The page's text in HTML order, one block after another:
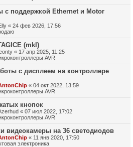
с поддержкой Ethernet и Motor
« 24 фев 2026, 17:56
(mkI)
« 17 апр 2025, 11:25
AVR
с дисплеем на контроллере
« 04 окт 2022, 13:59
AVR
кнопок
« 07 июл 2022, 17:02
AVR
видеокамеры на 36 светодиодов
« 11 янв 2020, 17:50
электроника